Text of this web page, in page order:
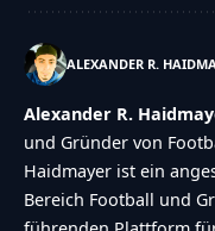
Numbers or
touch the
alt":"Refresh\/
title":"Refresh\/
accessibility
ALEXANDER R.
Alexander R.
und Gründer von
Haidmayer ist ein
Bereich Football und